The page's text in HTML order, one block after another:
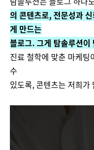
의 콘텐츠로, 전문성과
게 만드는
블로그. 그게 탐솔루션이
진료 철학에 맞춘 마케팅
수
있도록, 콘텐츠는 저희가